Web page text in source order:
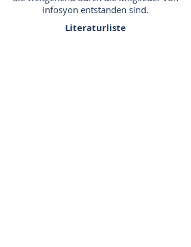
infosyon entstanden sind.
Literaturliste